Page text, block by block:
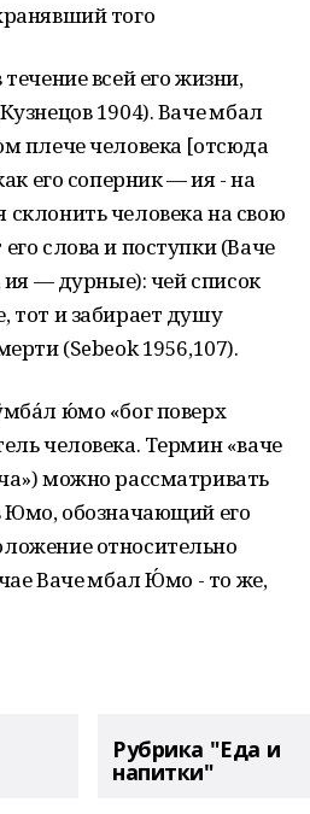
того
всей его жизни,
1904). Ваче Ӱмбал
плече человека [отсюда
его соперник — ия - на
человека на свою
слова и поступки (Ваче
ия — дурные): чей список
тот и забирает душу
(Sebeok 1956,107).
ю́мо «бог поверх
человека. Термин «ваче
можно рассматривать
Юмо, обозначающий его
относительно
Ваче Ӱмбал Ю́мо - то же,
Рубрика "Еда и
напитки"